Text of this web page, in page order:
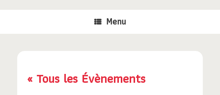
Menu
« Tous les Évènements